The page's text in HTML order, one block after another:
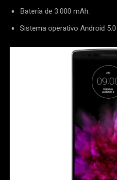
Batería de 3.000 mAh.
Sistema operativo Android